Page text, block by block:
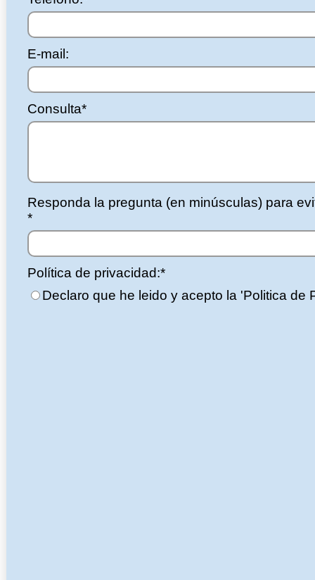
E-mail:
Consulta*
Responda la pregunta (en minúsculas) para
*
Política de privacidad:*
Declaro que he leido y acepto la 'Politica de